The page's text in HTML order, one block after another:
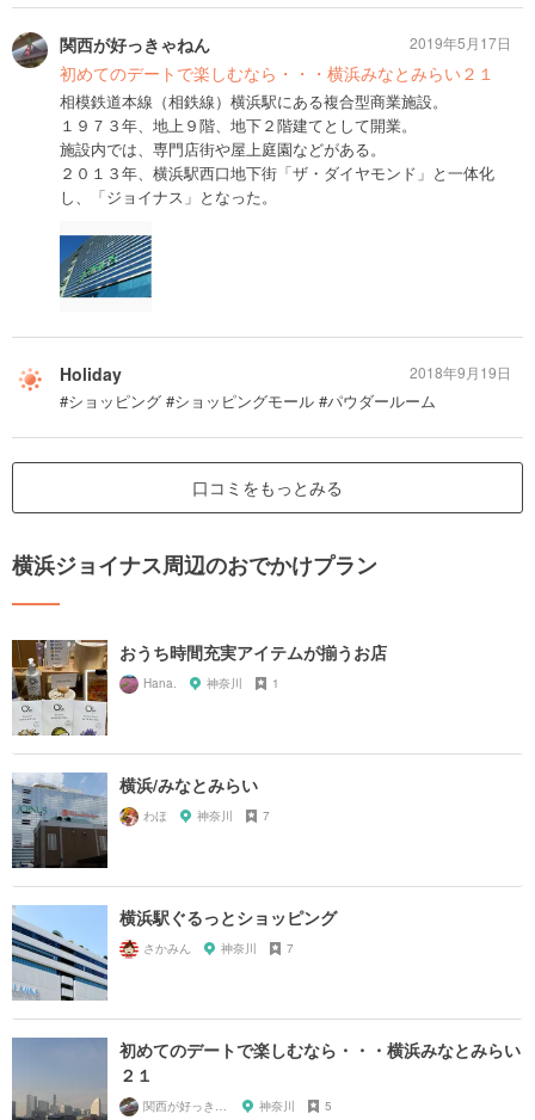
関西が好っきゃねん
初めてのデートで楽しむなら・・・横浜みなとみらい２１
相模鉄道本線（相鉄線）横浜駅にある複合型商業施設。
１９７３年、地上９階、地下２階建てとして開業。
施設内では、専門店街や屋上庭園などがある。
２０１３年、横浜駅西口地下街「ザ・ダイヤモンド」と一体化
し、「ジョイナス」となった。
2019年5月17日
Holiday
#ショッピング #ショッピングモール #パウダールーム
2018年9月19日
口コミをもっとみる
横浜ジョイナス周辺のおでかけプラン
おうち時間充実アイテムが揃うお店
Hana. 神奈川 1
横浜/みなとみらい
わほ 神奈川 7
横浜駅ぐるっとショッピング
さかみん 神奈川 7
初めてのデートで楽しむなら・・・横浜みなとみらい
２１
関西が好っきゃねん 神奈川 5